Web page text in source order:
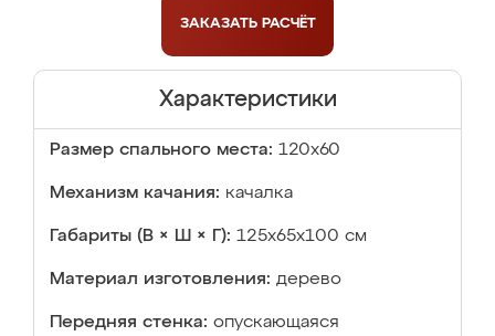
ЗАКАЗАТЬ РАСЧЁТ
Характеристики
Размер спального места: 120x60
Механизм качания: качалка
Габариты (В × Ш × Г): 125х65х100 см
Материал изготовления: дерево
Передняя стенка: опускающаяся